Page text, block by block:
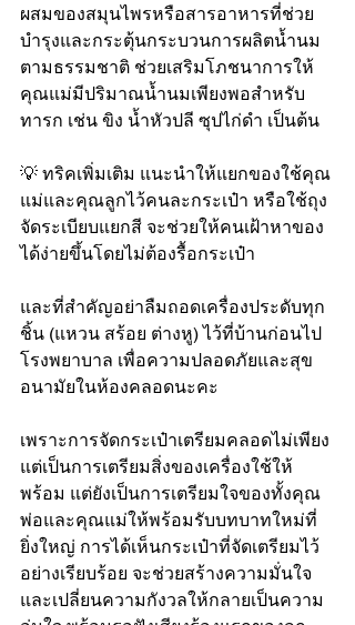
ผสมของสมุนไพรหรือสารอาหารที่ช่วย
บำรุงและกระตุ้นกระบวนการผลิตน้ำนม
ตามธรรมชาติ ช่วยเสริมโภชนาการให้
คุณแม่มีปริมาณน้ำนมเพียงพอสำหรับ
ทารก เช่น ขิง น้ำหัวปลี ซุปไก่ดำ เป็นต้น
💡 ทริคเพิ่มเติม แนะนำให้แยกของใช้คุณ
แม่และคุณลูกไว้คนละกระเป๋า หรือใช้ถุง
จัดระเบียบแยกสี จะช่วยให้คนเฝ้าหาของ
ได้ง่ายขึ้นโดยไม่ต้องรื้อกระเป๋า
และที่สำคัญอย่าลืมถอดเครื่องประดับทุก
ชิ้น (แหวน สร้อย ต่างหู) ไว้ที่บ้านก่อนไป
โรงพยาบาล เพื่อความปลอดภัยและสุข
อนามัยในห้องคลอดนะคะ
เพราะการจัดกระเป๋าเตรียมคลอดไม่เพียง
แต่เป็นการเตรียมสิ่งของเครื่องใช้ให้
พร้อม แต่ยังเป็นการเตรียมใจของทั้งคุณ
พ่อและคุณแม่ให้พร้อมรับบทบาทใหม่ที่
ยิ่งใหญ่ การได้เห็นกระเป๋าที่จัดเตรียมไว้
อย่างเรียบร้อย จะช่วยสร้างความมั่นใจ
และเปลี่ยนความกังวลให้กลายเป็นความ